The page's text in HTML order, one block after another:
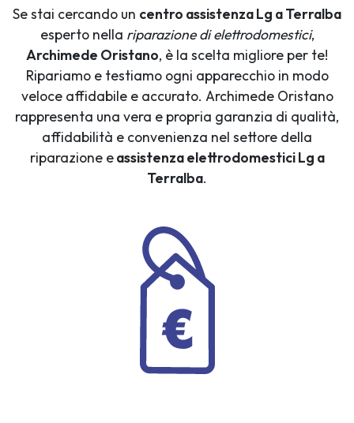
Se stai cercando un centro assistenza Lg a Terralba
esperto nella riparazione di elettrodomestici,
Archimede Oristano, è la scelta migliore per te!
Ripariamo e testiamo ogni apparecchio in modo
veloce affidabile e accurato. Archimede Oristano
rappresenta una vera e propria garanzia di qualità,
affidabilità e convenienza nel settore della
riparazione eassistenza elettrodomestici Lg a
Terralba.